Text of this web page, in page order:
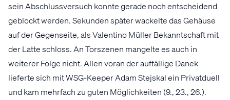
sein Abschlussversuch konnte gerade noch entscheidend
geblockt werden. Sekunden später wackelte das Gehäuse
auf der Gegenseite, als Valentino Müller Bekanntschaft mit
der Latte schloss. An Torszenen mangelte es auch in
weiterer Folge nicht. Allen voran der auffällige Danek
lieferte sich mit WSG-Keeper Adam Stejskal ein Privatduell
und kam mehrfach zu guten Möglichkeiten (9., 23., 26.).